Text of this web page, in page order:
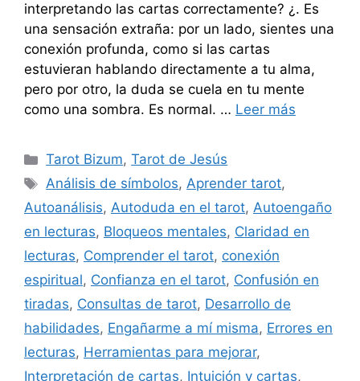
interpretando las cartas correctamente? ¿. Es
una sensación extraña: por un lado, sientes una
conexión profunda, como si las cartas
estuvieran hablando directamente a tu alma,
pero por otro, la duda se cuela en tu mente
como una sombra. Es normal. … Leer más
Categorías
Tarot Bizum,Tarot de Jesús
Etiquetas
Análisis de símbolos,Aprender tarot,
Autoanálisis, Autoduda en el tarot, Autoengaño
en lecturas, Bloqueos mentales, Claridad en
lecturas, Comprender el tarot, conexión
espiritual, Confianza en el tarot, Confusión en
tiradas, Consultas de tarot, Desarrollo de
habilidades, Engañarme a mí misma, Errores en
lecturas, Herramientas para mejorar,
Interpretación de cartas, Intuición y cartas,